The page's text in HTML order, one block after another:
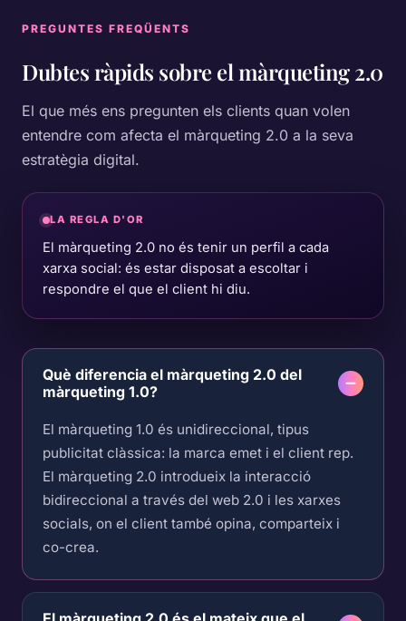
PREGUNTES FREQÜENTS
Dubtes ràpids sobreel màrqueting 2.0
El que més ens pregunten els clients quan volen
entendre com afecta el màrqueting 2.0 a la seva
estratègia digital.
LA REGLA D'OR
El màrqueting 2.0 no és tenir un perfil a cada
xarxa social: és estar disposat a escoltar i
respondre el que el client hi diu.
Què diferencia el màrqueting 2.0 del
màrqueting 1.0?
El màrqueting 1.0 és unidireccional, tipus
publicitat clàssica: la marca emet i el client rep.
El màrqueting 2.0 introdueix la interacció
bidireccional a través del web 2.0 i les xarxes
socials, on el client també opina, comparteix i
co-crea.